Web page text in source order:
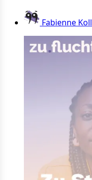
Fabienne